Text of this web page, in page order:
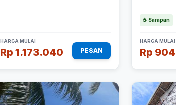
HARGA MULAI
Rp 1.173.040 PESAN
☕ Sarapan
HARGA MULAI
Rp